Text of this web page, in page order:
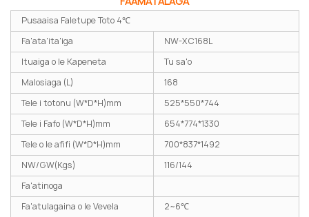
Pusaaisa Faletupe Toto 4℃
Fa'ata'ita'iga
NW-XC168L
Ituaiga o le Kapeneta
Tu sa'o
Malosiaga (L)
168
Tele i totonu (W*D*H)mm
525*550*744
Tele i Fafo (W*D*H)mm
654*774*1330
Tele o le afifi (W*D*H)mm
700*837*1492
NW/GW(Kgs)
116/144
Fa'atinoga
Fa'atulagaina o le Vevela
2~6℃